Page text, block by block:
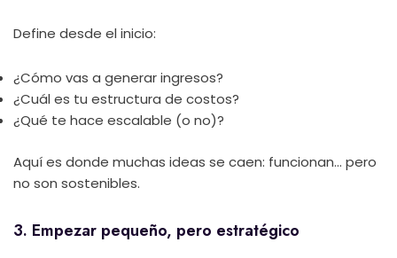
Define desde el inicio:
¿Cómo vas a generar ingresos?
¿Cuál es tu estructura de costos?
¿Qué te hace escalable (o no)?
Aquí es donde muchas ideas se caen: funcionan… pero
no son sostenibles.
3. Empezar pequeño, pero estratégico